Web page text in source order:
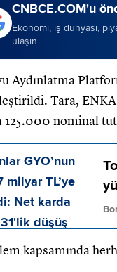
CNBCE.COM'u
Ekonomi, iş dünyası,
ulaşın.
Aydınlatma
Tara, ENKA
nominal
kapsamında